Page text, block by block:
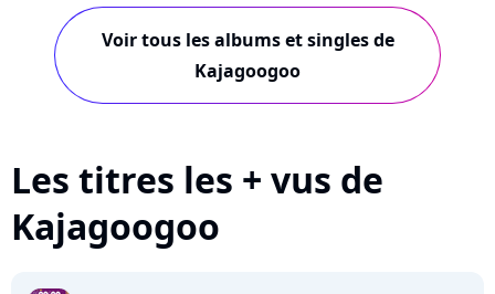
Voir tous les albums et singles de
Kajagoogoo
Les titres les + vus de
Kajagoogoo